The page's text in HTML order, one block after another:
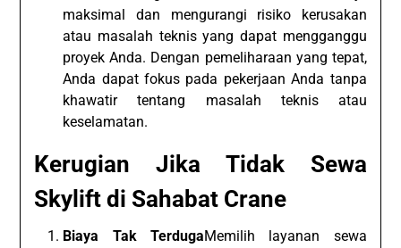
maksimal dan mengurangi risiko kerusakan
atau masalah teknis yang dapat mengganggu
proyek Anda. Dengan pemeliharaan yang tepat,
Anda dapat fokus pada pekerjaan Anda tanpa
khawatir tentang masalah teknis atau
keselamatan.
Kerugian Jika Tidak Sewa
Skylift di Sahabat Crane
Biaya Tak TerdugaMemilih layanan sewa